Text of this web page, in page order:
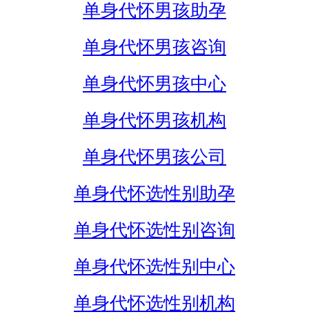
单身代怀男孩助孕
单身代怀男孩咨询
单身代怀男孩中心
单身代怀男孩机构
单身代怀男孩公司
单身代怀选性别助孕
单身代怀选性别咨询
单身代怀选性别中心
单身代怀选性别机构